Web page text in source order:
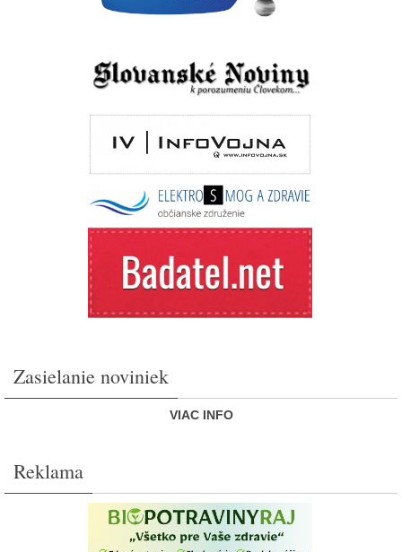
Zasielanie noviniek
VIAC INFO
Reklama